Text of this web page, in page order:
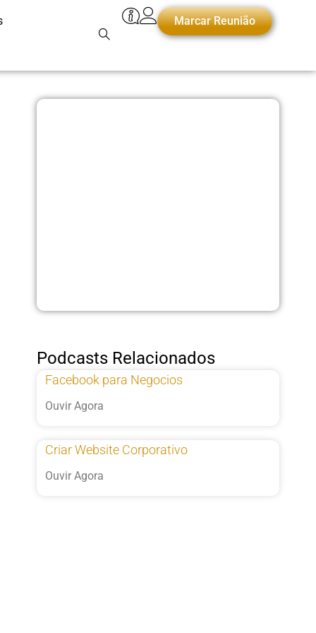
Marcar Reunião
Podcasts Relacionados
Facebook para Negocios
Ouvir Agora
Criar Website Corporativo
Ouvir Agora